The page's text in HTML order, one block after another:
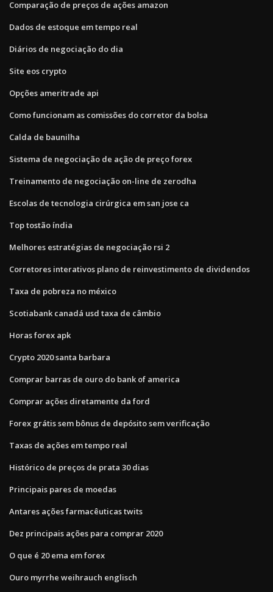
Comparação de preços de ações amazon
Dados de estoque em tempo real
Diários de negociação do dia
Site eos crypto
Opções ameritrade api
Como funcionam as comissões do corretor da bolsa
Calda de baunilha
Sistema de negociação de ação de preço forex
Treinamento de negociação on-line de zerodha
Escolas de tecnologia cirúrgica em san jose ca
Top tostão índia
Melhores estratégias de negociação rsi 2
Corretores interativos plano de reinvestimento de dividendos
Taxa de pobreza no méxico
Scotiabank canadá usd taxa de câmbio
Horas forex apk
Crypto 2020 santa barbara
Comprar barras de ouro do bank of america
Comprar ações diretamente da ford
Forex grátis sem bônus de depósito sem verificação
Taxas de ações em tempo real
Histórico de preços de prata 30 dias
Principais pares de moedas
Antares ações farmacêuticas twits
Dez principais ações para comprar 2020
O que é 20 ema em forex
Ouro myrrhe weihrauch englisch